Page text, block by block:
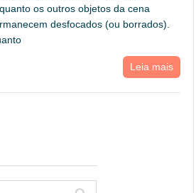
os outros objetos da cena
desfocados (ou borrados).
Leia mais